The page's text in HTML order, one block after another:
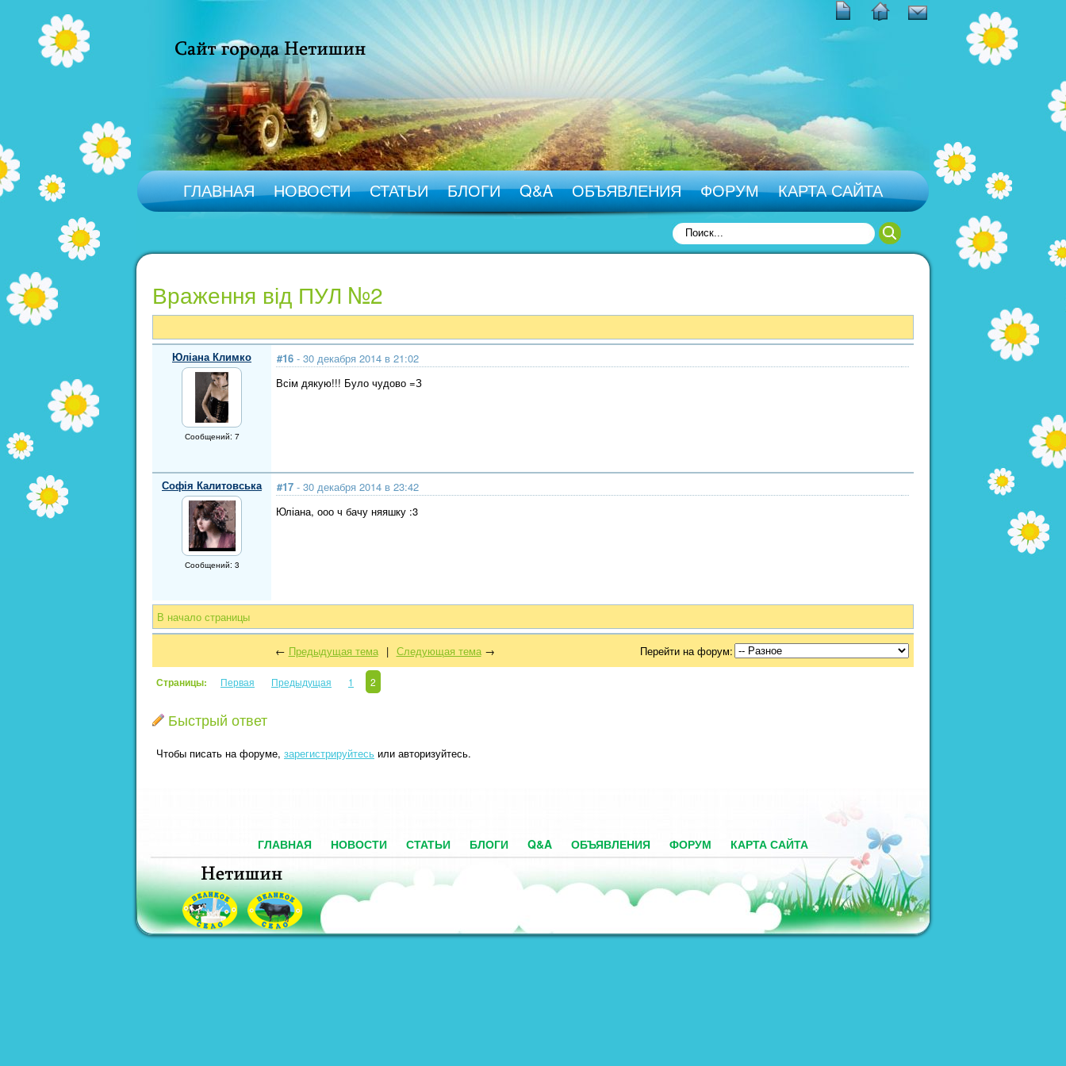
ГЛАВНАЯ НОВОСТИ СТАТЬИ БЛОГИ Q&A ОБЪЯВЛЕНИЯ ФОРУМ КАРТА САЙТА
Враження від ПУЛ №2
Юліана Климко
Сообщений: 7
#16 - 30 декабря 2014 в 21:02
Всім дякую!!! Було чудово =З
Софія Калитовська
Сообщений: 3
#17 - 30 декабря 2014 в 23:42
Юліана, ооо ч бачу няяшку :3
В начало страницы
← Предыдущая тема | Следующая тема→ Перейти на форум:
Страницы: Первая Предыдущая 1 2
Быстрый ответ
Чтобы писать на форуме, зарегистрируйтесь или авторизуйтесь.
ГЛАВНАЯ НОВОСТИ СТАТЬИ БЛОГИ Q&A ОБЪЯВЛЕНИЯ ФОРУМ КАРТА САЙТА